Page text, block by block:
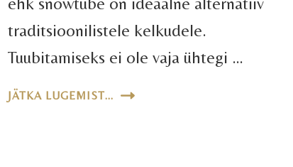
traditsioonilistele kelkudele.
Tuubitamiseks ei ole vaja ühtegi …
JÄTKA LUGEMIST...